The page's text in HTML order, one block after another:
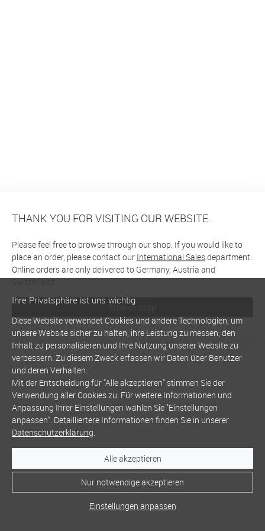
THANK YOU FOR VISITING OUR WEBSITE.
Please feel free to browse through our shop. If you would like to
place an order, please contact our International Salesdepartment.
Online orders are only delivered to Germany, Austria and
Switzerland
Browse shop
Ihre Privatsphäre ist uns wichtig
Diese Website verwendet Cookies und andere Technologien, um
unsere Website sicher zu halten, ihre Leistung zu messen, den
Inhalt zu personalisieren und Ihre Nutzung unserer Website zu
verbessern. Zu diesem Zweck erfassen wir Daten über Benutzer
und deren Verhalten.
Mit der Entscheidung für "Alle akzeptieren" stimmen Sie der
Verwendung aller Cookies zu. Für weitere Informationen und
Anpassung Ihrer Einstellungen wählen Sie "Einstellungen
anpassen". Detailliertere Informationen finden Sie in unserer
Datenschutzerklärung.
Alle akzeptieren
Nur notwendige akzeptieren
Einstellungen anpassen